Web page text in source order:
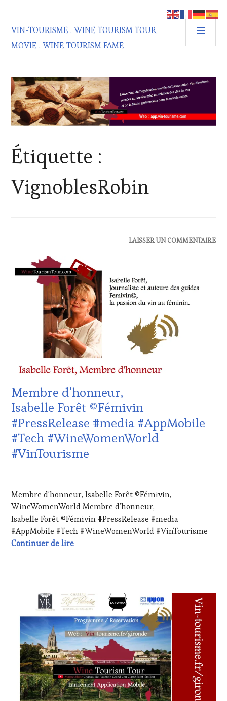
contenu
principal
VIN-TOURISME . WINE TOURISM TOUR
MOVIE . WINE TOURISM FAME
Étiquette :
VignoblesRobin
WINE
TASTING
TOURISME,
CLÉS
VIN
ET
DE
LA
HAUTE
GASTRONOMIE
FRANÇAISE,
WINE
TASTING,
LIVE
MASTERCLASS ,
OENOTOURISME,
TERROIR,
RESTAURATEUR,
CHEF,
CUISINIER,
ŒNOLOGUE,
SOMMELIER,
SALONS
INTERNATIONAUX,
TASTING
MOVIE,
VIGNOBLES,
LAISSER UN COMMENTAIRE
Membre d’honneur,
Isabelle Forêt ©Fémivin
#PressRelease #media #AppMobile
#Tech #WineWomenWorld
#VinTourisme
2024
Membre d’honneur, Isabelle Forêt ©Fémivin,
WineWomenWorld Membre d’honneur,
Isabelle Forêt ©Fémivin #PressRelease #media
#AppMobile #Tech #WineWomenWorld #VinTourisme
Continuer de lireMembre d’honneur, Isabelle Forêt
DE
CONFORT,
CLUB
WINE
TASTING
VOUCHER,
CÔTES-